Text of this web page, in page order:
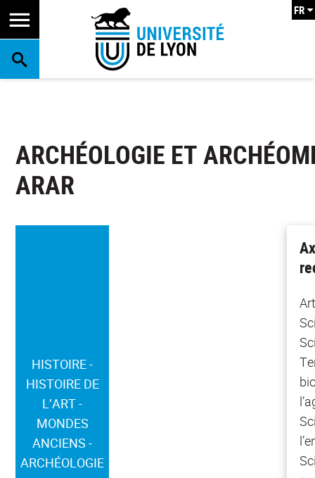
RECHERCHE
FR
ARCHÉOLOGIE ET
ARAR
HISTOIRE -
HISTOIRE DE
L’ART -
MONDES
ANCIENS -
ARCHÉOLOGIE